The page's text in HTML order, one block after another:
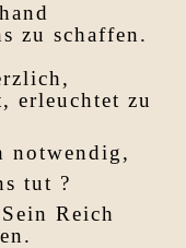
zu schaffen.
erleuchtet zu
notwendig,
tut ?
Reich